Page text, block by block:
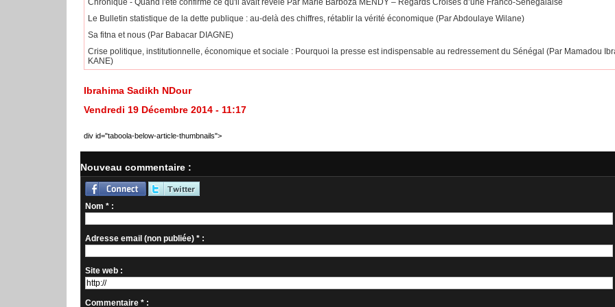
Chronique - Quand l'été confirme ce qu'il avait révélé Par Marie Barboza MENDY – Regards Croisés d’une Franco-Sénégalaise
Le Bulletin statistique de la dette publique : au-delà des chiffres, rétablir la vérité économique (Par Abdoulaye Wilane)
Sa fitna et nous (Par Babacar DIAGNE)
Crise politique, institutionnelle, économique et sociale : Pourquoi la presse est indispensable au redressement du Sénégal (Par Mamadou
KANE)
Ibrahima Sadikh NDour
Vendredi 19 Décembre 2014 - 11:17
div id="taboola-below-article-thumbnails">
Nouveau commentaire :
Nom * :
Adresse email (non publiée) * :
Site web :
Commentaire * :